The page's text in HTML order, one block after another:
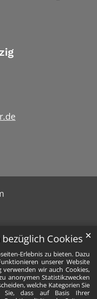
Cookies
Erlebnis zu bieten. Dazu
unserer Website
wir auch Cookies,
anonymen Statistikzwecken
welche Kategorien Sie
Sie, dass auf Basis Ihrer
✕